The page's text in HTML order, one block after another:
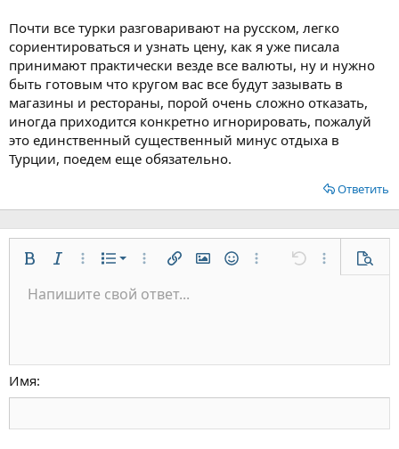
Почти все турки разговаривают на русском, легко
сориентироваться и узнать цену, как я уже писала
принимают практически везде все валюты, ну и нужно
быть готовым что кругом вас все будут зазывать в
магазины и рестораны, порой очень сложно отказать,
иногда приходится конкретно игнорировать, пожалуй
это единственный существенный минус отдыха в
Турции, поедем еще обязательно.
Ответить
ЖирныйКурсивДополнительно...
СписокНумерованный список
Маркированный список
Дополнительно...
Вставить ссылку
Вставить изображение
СмайлыДополнительно...
Отменить
Размер шрифта
9
18
22
Цвет текста
Шрифт Arial
Tahoma
Times New Roman
Зачёркнутый
Подчёркнутый
Однострочный код
ВыравниваниеПо левому краю
Формат параграфа
Обычный
Заголовок 2
Заголовок 3
ЦитатаМедиаВставить таблицу
Вставить горизонтальную линию
Спойлер
Код
Повторить
Переключить режим работы редактора
Удалить форматирование
ЧерновикиСохранить черновик
Напишите свой ответ...
Имя